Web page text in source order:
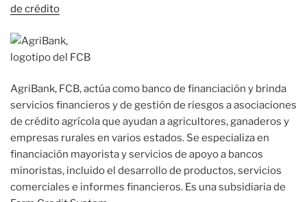
de crédito
AgriBank, FCB, actúa como banco de financiación y brinda
servicios financieros y de gestión de riesgos a asociaciones
de crédito agrícola que ayudan a agricultores, ganaderos y
empresas rurales en varios estados. Se especializa en
financiación mayorista y servicios de apoyo a bancos
minoristas, incluido el desarrollo de productos, servicios
comerciales e informes financieros. Es una subsidiaria de